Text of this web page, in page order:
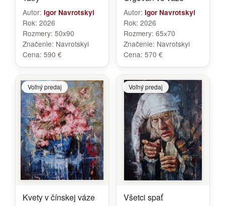
Autor: Igor Navrotskyi
Rok: 2026
Rozmery: 50x90
Značenie: Navrotskyi
Cena: 590 €
Autor: Igor Navrotskyi
Rok: 2026
Rozmery: 65х70
Značenie: Navrotskyi
Cena: 570 €
Voľný predaj
Kvety v čínskej váze
Voľný predaj
Všetci spať